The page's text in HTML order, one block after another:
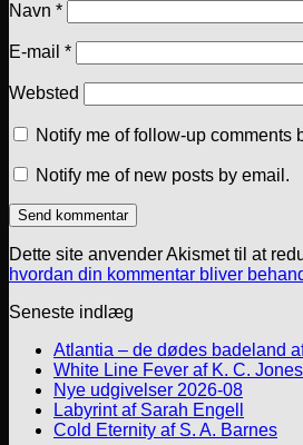
Navn *
E-mail *
Websted
Notify me of follow-up comments
Notify me of new posts by email.
Dette site anvender Akismet til at
hvordan din kommentar bliver
Seneste indlæg
Atlantia – de dødes badeland
White Line Fever af K. C. Jones
Nye udgivelser 2026-08
Labyrint af Sarah Engell
Cold Eternity af S. A. Barnes